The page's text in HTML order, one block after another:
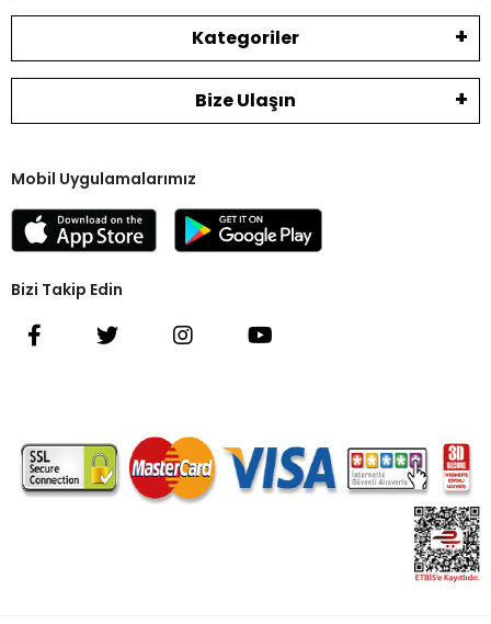
Kategoriler
Bize Ulaşın
Mobil Uygulamalarımız
Bizi Takip Edin